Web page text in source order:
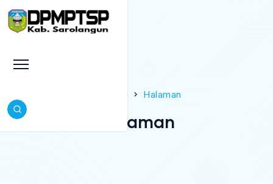
Halaman
Halaman